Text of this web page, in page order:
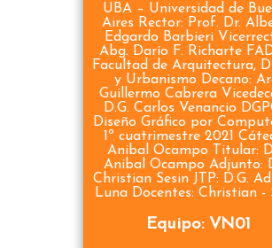
UBA – Universidad de
Aires Rector: Prof. Dr.
Edgardo Barbieri
Abg. Darío F. Richarte
Facultad de Arquitectura,
y Urbanismo Decano:
Guillermo Cabrera
D.G. Carlos Venancio
Diseño Gráfico por
1º cuatrimestre 2021
Anibal Ocampo Titular:
Anibal Ocampo Adjunto:
Christian Sesin JTP: D.G.
Luna Docentes: Christian -
Equipo: VN01